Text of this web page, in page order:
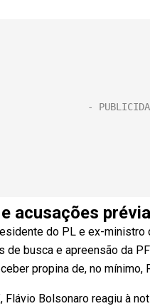
acusações
do PL e ex-ministro
de busca e apreensão da
propina de, no mínimo,
Flávio Bolsonaro reagiu à